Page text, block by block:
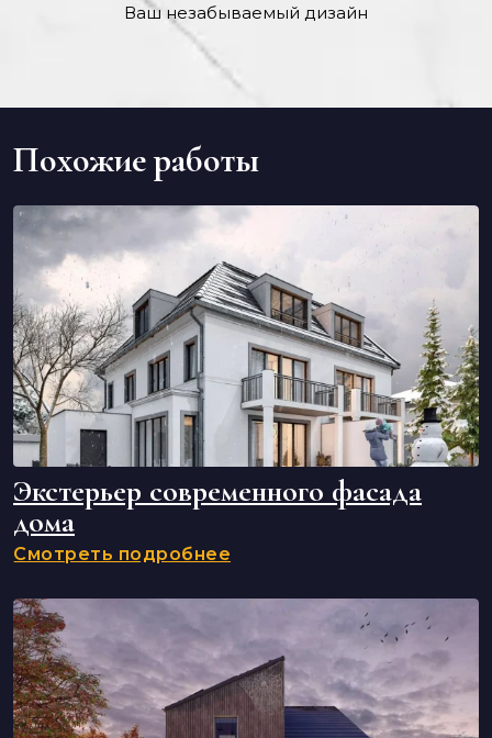
Ваш незабываемый дизайн
Похожие работы
Экстерьер современного фасада
дома
Смотреть подробнее